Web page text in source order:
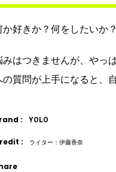
か好きか？何をしたいか
みはつきませんが、やっ
の質問が上手になると、
: YOLO
: ライター：伊藤香奈